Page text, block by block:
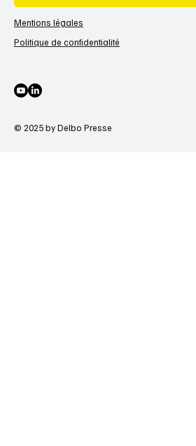
© 2025 by Delbo Presse
Mentions légales
Politique de confidentialité